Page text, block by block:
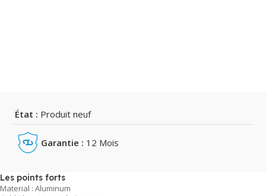
État : Produit neuf
Garantie : 12 Mois
Les points forts
Material : Aluminum